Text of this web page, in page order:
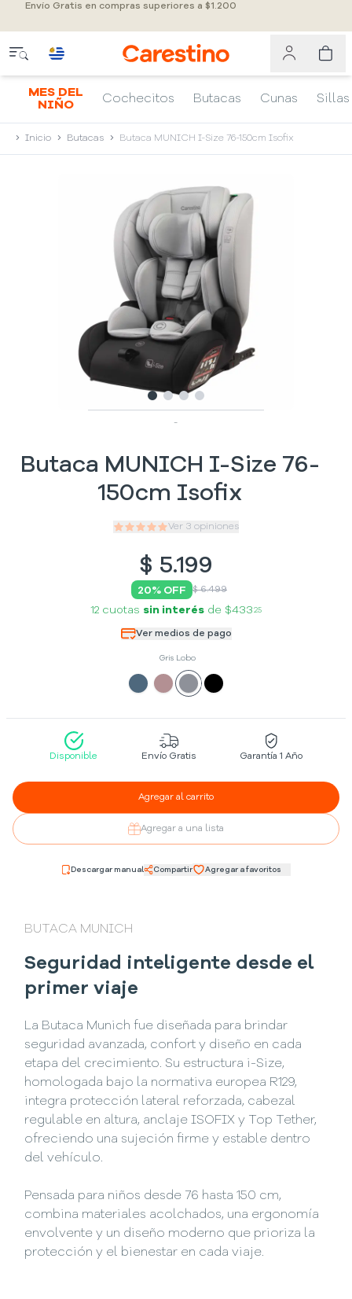
Envío Gratis en compras superiores a $1.200
MES DEL
NIÑO
Cochecitos Butacas Cunas Sillas
Inicio Butacas Butaca MUNICH I-Size 76-150cm Isofix
Slide1
Slide2
SlideSlide
-
Butaca MUNICH I-Size 76-
150cm Isofix
Ver 3 opiniones
$ 5.199
20% OFF $ 6.499
12 cuotas sin interés de $433 25
Ver medios de pago
Gris Lobo
Disponible Envío Gratis Garantía 1 Año
Agregar al carrito
Agregar a una lista
Descargar manual Compartir Agregar a favoritos
BUTACA MUNICH
Seguridad inteligente desde el
primer viaje
La Butaca Munich fue diseñada para brindar
seguridad avanzada, confort y diseño en cada
etapa del crecimiento. Su estructura i-Size,
homologada bajo la normativa europea R129,
integra protección lateral reforzada, cabezal
regulable en altura, anclaje ISOFIX y Top Tether,
ofreciendo una sujeción firme y estable dentro
del vehículo.
Pensada para niños desde 76 hasta 150 cm,
combina materiales acolchados, una ergonomía
envolvente y un diseño moderno que prioriza la
protección y el bienestar en cada viaje.